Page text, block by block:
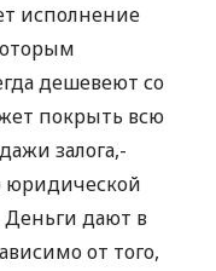
исполнение
дешевеют со
покрыть всю
залога,-
юридической
дают в
от того,